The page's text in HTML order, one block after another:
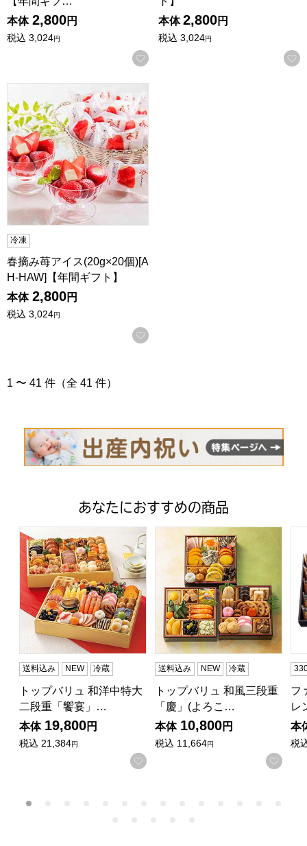
本体 2,800円
税込 3,024円
お気に入りに登録する
本体 2,800円
税込 3,024円
春摘み苺アイス(20g×20個)[AH-HAW]【年間ギフト】
冷凍
春摘み苺アイス(20g×20個)[A
H-HAW]【年間ギフト】
本体 2,800円
税込 3,024円
お気に入りに登録する
1 〜 41 件（全 41 件）
あなたにおすすめの商品
トップバリュ 和洋中特大二段重「饗宴」(きょうえん)【4
送料込み NEW 冷蔵
トップバリュ 和洋中特大
二段重「饗宴」…
本体 19,800円
税込 21,384円
お気に入りに登録する
トップバリュ 和風三段重「
送料込み NEW 冷蔵
トップバリュ 和風三段重
「慶」(よろこ…
本体 10,800円
税込 11,664円
お気
フ
レ
本
税